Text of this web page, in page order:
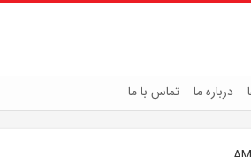
درباره ما
تماس با ما